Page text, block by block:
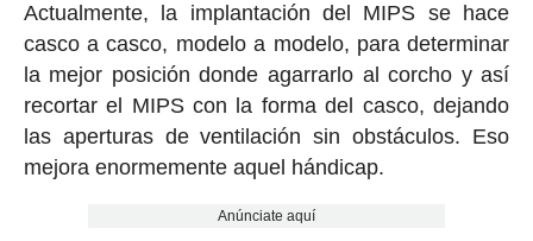
Actualmente, la implantación del MIPS se hace
casco a casco, modelo a modelo, para determinar
la mejor posición donde agarrarlo al corcho y así
recortar el MIPS con la forma del casco, dejando
las aperturas de ventilación sin obstáculos. Eso
mejora enormemente aquel hándicap.
Anúnciate aquí